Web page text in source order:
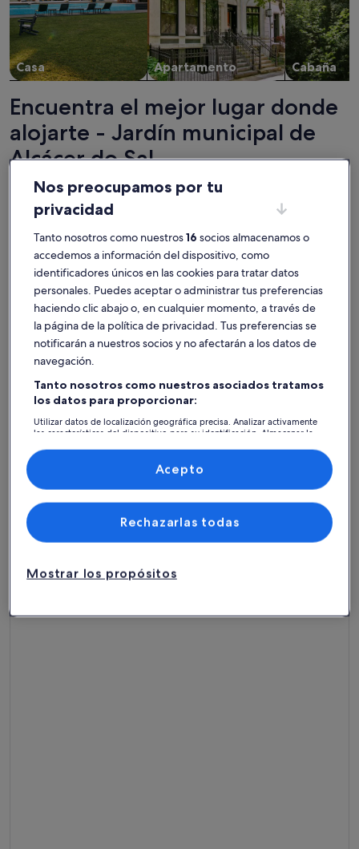
Casa Apartamento Cabaña
Encuentra el mejor lugar donde
alojarte - Jardín municipal de
Alcácer do Sal
Más información sobre Monte en la Sierra de Grandola
Monte en la Sierra de Grandola
10
Más información sobre Monte en la Sierra de Grandola
Más
La
7,2 de
7
(7
Alojamientos mejor valorados -
Jardín municipal de Alcácer do
Nos preocupamos por tu
privacidad
Tanto nosotros como nuestros16 socios almacenamos o
accedemos a información del dispositivo, como
identificadores únicos en las cookies para tratar datos
personales. Puedes aceptar o administrar tus preferencias
haciendo clic abajo o, en cualquier momento, a través de
la página de la política de privacidad. Tus preferencias se
notificarán a nuestros socios y no afectarán a los datos de
navegación.
Tanto nosotros como nuestros asociados tratamos
los datos para proporcionar:
Utilizar datos de localización geográfica precisa. Analizar activamente
las características del dispositivo para su identificación. Almacenar la
contenido personalizados, medición de publicidad y contenido,
investigación de audiencia y desarrollo de servicios.
Mostrar los propósitos
Rechazarlas todas
Acepto